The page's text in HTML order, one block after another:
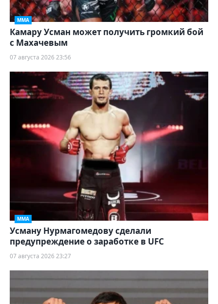
ММА
Камару Усман может получить громкий бой
с Махачевым
07 августа 2026 23:56
ММА
Усману Нурмагомедову сделали
предупреждение о заработке в UFC
07 августа 2026 23:27